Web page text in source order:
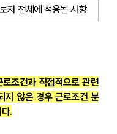
자 전체에 적용될 사항
조건과 직접적으로 관련
지 않은 경우 근로조건 분
.